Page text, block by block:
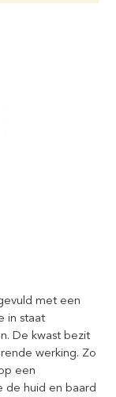
met een
in staat
De kwast bezit
werking. Zo
een
de huid en baard